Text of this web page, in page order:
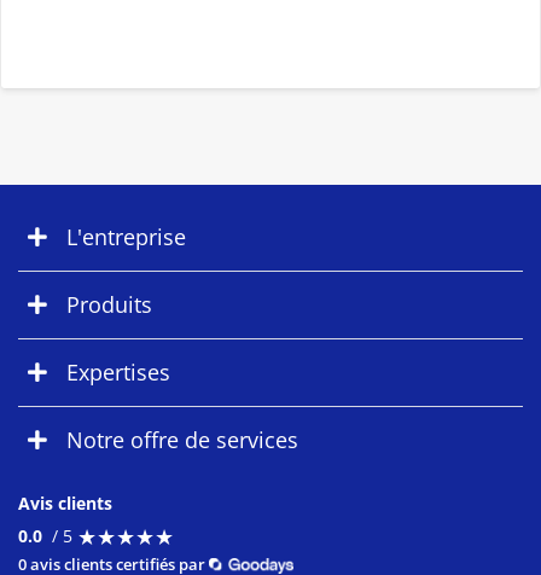
L'entreprise
Produits
Expertises
Notre offre de services
Avis clients
0.0 / 5 ★★★★★
★★★★★
0 avis clients certifiés par